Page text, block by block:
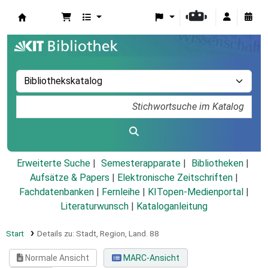
Erweiterte Suche Semesterapparate
Bibliotheken
Aufsätze & Papers
Elektronische Zeitschriften
Fachdatenbanken
Fernleihe KITopen-Medienportal
Literaturwunsch
Kataloganleitung
Start Details zu: Stadt, Region, Land. 88
Normale Ansicht
MARC-Ansicht